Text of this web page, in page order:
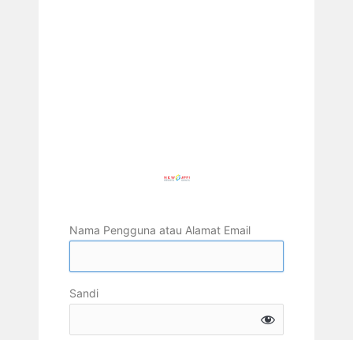
Nama Pengguna atau Alamat Email
Sandi